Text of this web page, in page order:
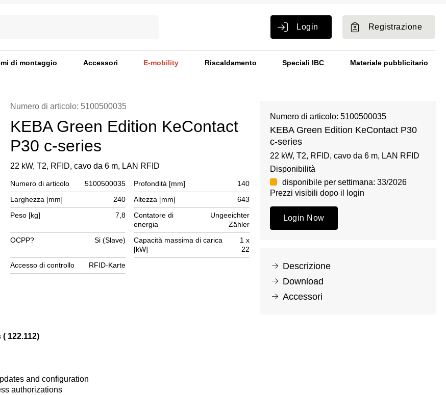
Login Registrazione
di montaggio Accessori E-mobility Riscaldamento Speciali IBC Materiale pubblicitario
Numero di articolo: 5100500035
KEBA Green Edition KeContact
P30 c-series
22 kW, T2, RFID, cavo da 6 m, LAN RFID
Numero di articolo 5100500035 Profondità [mm]
140
Larghezza [mm]
240 Altezza [mm]
643
Peso [kg]
7,8
Contatore di
energia
Ungeeichter
Zähler
OCPP?
Si (Slave)
Capacità massima di carica
[kW]
1 x
22
Accesso di controllo
RFID-Karte
122.112)
and configuration
authorizations
Numero di articolo: 5100500035
KEBA Green Edition KeContact P30
c-series
22 kW, T2, RFID, cavo da 6 m, LAN RFID
Disponibilità
disponibile per settimana: 33/2026
Prezzi visibili dopo il login
Login Now
Descrizione
Download
Accessori